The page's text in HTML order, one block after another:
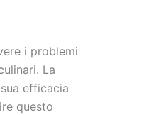
i problemi
La
efficacia
questo